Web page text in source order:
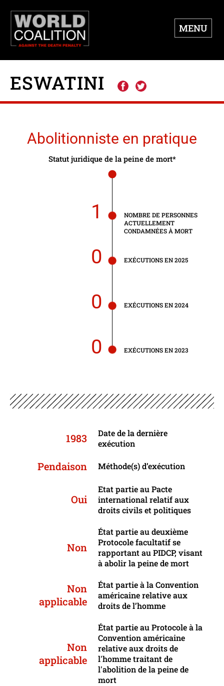
MENU
ESWATINI
Abolitionniste en pratique
Statut juridique de la peine de mort*
1
NOMBRE DE PERSONNES
ACTUELLEMENT
CONDAMNÉES À MORT
0 EXÉCUTIONS EN 2025
0 EXÉCUTIONS EN 2024
0 EXÉCUTIONS EN 2023
1983
Date de la dernière
exécution
Pendaison Méthode(s) d’exécution
Oui
Etat partie au Pacte
international relatif aux
droits civils et politiques
Non
État partie au deuxième
Protocole facultatif se
rapportant au PIDCP, visant
à abolir la peine de mort
Non
applicable
État partie à la Convention
américaine relative aux
droits de l’homme
Non
applicable
État partie au Protocole à la
Convention américaine
relative aux droits de
l'homme traitant de
l'abolition de la peine de
mort